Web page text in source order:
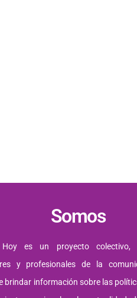
Somos
Hoy es un proyecto colectivo,
y profesionales de la
brindar información sobre las